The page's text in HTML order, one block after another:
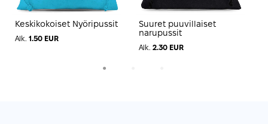
Keskikokoiset Nyöripussit
Alk. 1.50 EUR
Suuret puuvillaiset
narupussit
Alk. 2.30 EUR
1